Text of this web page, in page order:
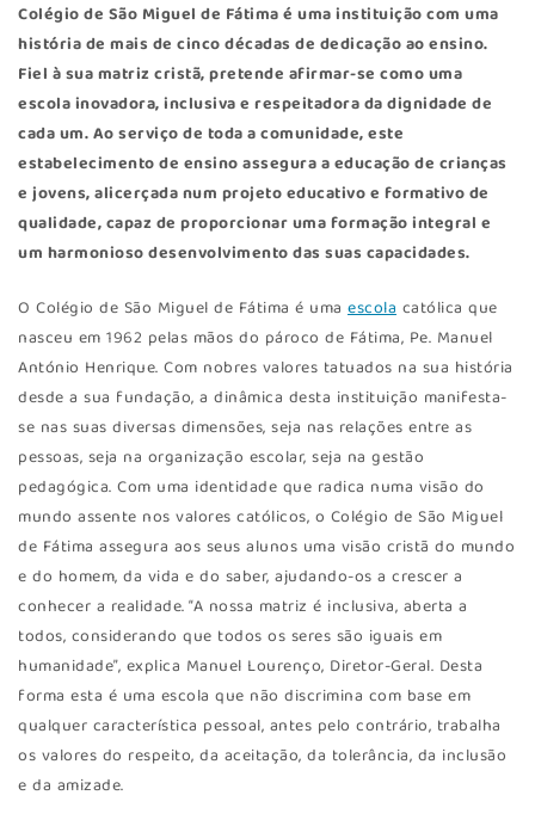
Colégio de São Miguel de Fátima é uma instituição com uma
história de mais de cinco décadas de dedicação ao ensino.
Fiel à sua matriz cristã, pretende afirmar-se como uma
escola inovadora, inclusiva e respeitadora da dignidade de
cada um. Ao serviço de toda a comunidade, este
estabelecimento de ensino assegura a educação de crianças
e jovens, alicerçada num projeto educativo e formativo de
qualidade, capaz de proporcionar uma formação integral e
um harmonioso desenvolvimento das suas capacidades.
O Colégio de São Miguel de Fátima é uma escola católica que
nasceu em 1962 pelas mãos do pároco de Fátima, Pe. Manuel
António Henrique. Com nobres valores tatuados na sua história
desde a sua fundação, a dinâmica desta instituição manifesta-
se nas suas diversas dimensões, seja nas relações entre as
pessoas, seja na organização escolar, seja na gestão
pedagógica. Com uma identidade que radica numa visão do
mundo assente nos valores católicos, o Colégio de São Miguel
de Fátima assegura aos seus alunos uma visão cristã do mundo
e do homem, da vida e do saber, ajudando-os a crescer a
conhecer a realidade. “A nossa matriz é inclusiva, aberta a
todos, considerando que todos os seres são iguais em
humanidade”, explica Manuel Lourenço, Diretor-Geral. Desta
forma esta é uma escola que não discrimina com base em
qualquer característica pessoal, antes pelo contrário, trabalha
os valores do respeito, da aceitação, da tolerância, da inclusão
e da amizade.